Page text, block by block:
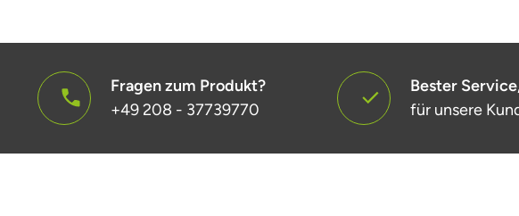
Fragen zum Produkt?
+49 208 - 37739770
Bester
für unsere